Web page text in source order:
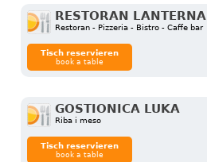
RESTORAN LANTERNA
Restoran - Pizzeria - Bistro - Caffe bar
Tisch reservieren
book a table
GOSTIONICA LUKA
Riba i meso
Tisch reservieren
book a table